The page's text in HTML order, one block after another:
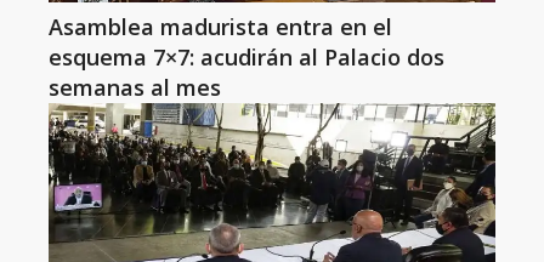
Asamblea madurista entra en el
esquema 7×7: acudirán al Palacio dos
semanas al mes